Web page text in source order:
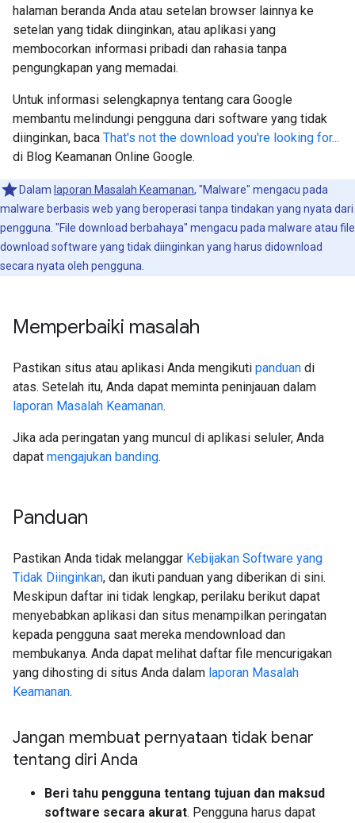
halaman beranda Anda atau setelan browser lainnya ke
setelan yang tidak diinginkan, atau aplikasi yang
membocorkan informasi pribadi dan rahasia tanpa
pengungkapan yang memadai.
Untuk informasi selengkapnya tentang cara Google
membantu melindungi pengguna dari software yang tidak
diinginkan, baca That's not the download you're looking for...
di Blog Keamanan Online Google.
Dalam laporan Masalah Keamanan, "Malware" mengacu pada
malware berbasis web yang beroperasi tanpa tindakan yang nyata dari
pengguna. "File download berbahaya" mengacu pada malware atau file
download software yang tidak diinginkan yang harus didownload
secara nyata oleh pengguna.
Memperbaiki masalah
Pastikan situs atau aplikasi Anda mengikuti panduan di
atas. Setelah itu, Anda dapat meminta peninjauan dalam
laporan Masalah Keamanan.
Jika ada peringatan yang muncul di aplikasi seluler, Anda
dapat mengajukan banding.
Panduan
Pastikan Anda tidak melanggar Kebijakan Software yang
Tidak Diinginkan, dan ikuti panduan yang diberikan di sini.
Meskipun daftar ini tidak lengkap, perilaku berikut dapat
menyebabkan aplikasi dan situs menampilkan peringatan
kepada pengguna saat mereka mendownload dan
membukanya. Anda dapat melihat daftar file mencurigakan
yang dihosting di situs Anda dalam laporan Masalah
Keamanan.
Jangan membuat pernyataan tidak benar
tentang diri Anda
Beri tahu pengguna tentang tujuan dan maksud
software secara akurat. Pengguna harus dapat